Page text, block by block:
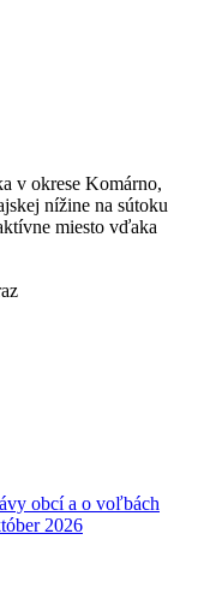
v okrese Komárno,
nížine na sútoku
miesto vďaka
obcí a o voľbách
2026